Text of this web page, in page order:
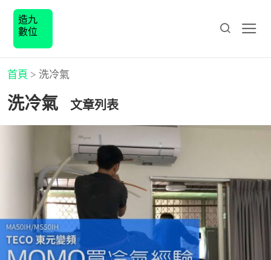
造九
數位
首頁 > 洗冷氣
洗冷氣 文章列表